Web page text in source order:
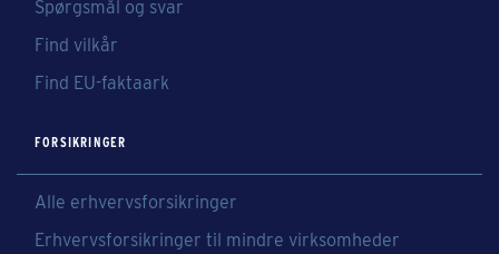
Spørgsmål og svar
Find vilkår
Find EU-faktaark
FORSIKRINGER
Alle erhvervsforsikringer
Erhvervsforsikringer til mindre virksomheder